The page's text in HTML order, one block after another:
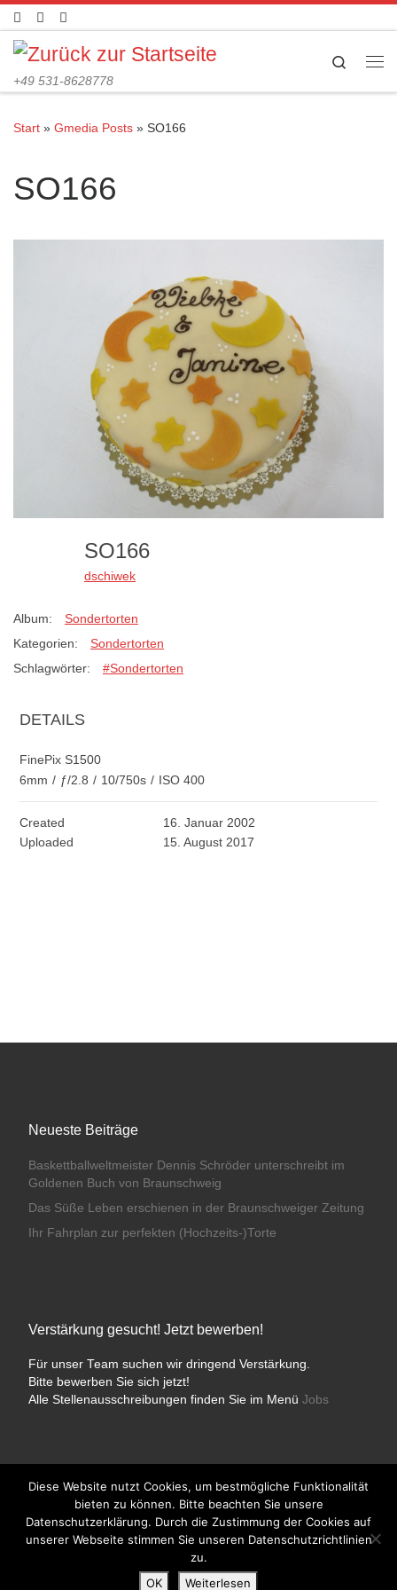
Zum Inhalt springen
+49 531-8628778
Search
Start » Gmedia Posts » SO166
SO166
SO166
dschiwek
Album:
Sondertorten
Kategorien:
Sondertorten
Schlagwörter:
#Sondertorten
DETAILS
FinePix S1500
6mm / ƒ/2.8 / 10/750s / ISO 400
Created
16. Januar 2002
Uploaded
15. August 2017
Neueste Beiträge
Baskettballweltmeister Dennis Schröder unterschreibt im
Goldenen Buch von Braunschweig
Das Süße Leben erschienen in der Braunschweiger Zeitung
Ihr Fahrplan zur perfekten (Hochzeits-)Torte
Verstärkung gesucht! Jetzt bewerben!
Für unser Team suchen wir dringend Verstärkung.
Bitte bewerben Sie sich jetzt!
Alle Stellenausschreibungen finden Sie im Menü Jobs
Konditorei Süßes Leben– Alle Rechte vorbehalten
WP Customizr-Theme
Diese Website nutzt Cookies, um bestmögliche Funktionalität
bieten zu können. Bitte beachten Sie unsere
Datenschutzerklärung. Durch die Zustimmung der Cookies auf
unserer Webseite stimmen Sie unseren Datenschutzrichtlinien
zu.
OK
Weiterlesen